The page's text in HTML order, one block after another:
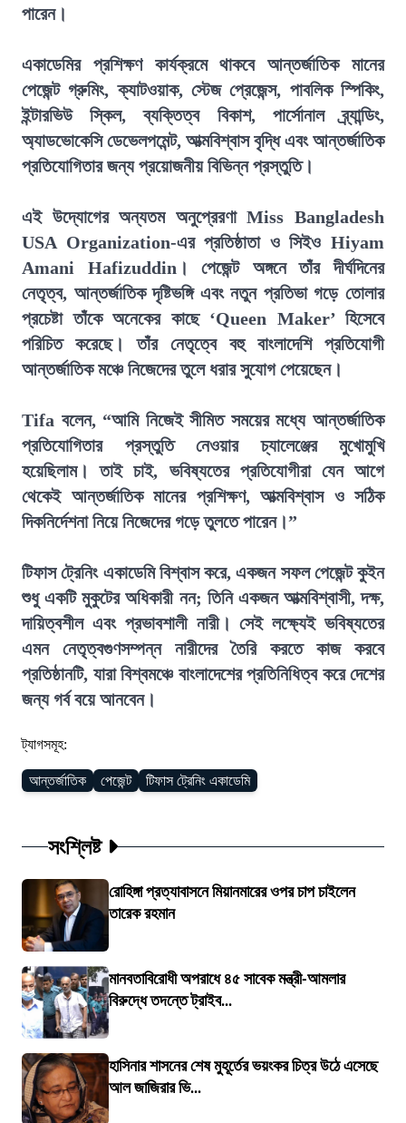
পারেন।
একাডেমির প্রশিক্ষণ কার্যক্রমে থাকবে আন্তর্জাতিক মানের
পেজেন্ট গ্রুমিং, ক্যাটওয়াক, স্টেজ প্রেজেন্স, পাবলিক স্পিকিং,
ইন্টারভিউ স্কিল, ব্যক্তিত্ব বিকাশ, পার্সোনাল ব্র্যান্ডিং,
অ্যাডভোকেসি ডেভেলপমেন্ট, আত্মবিশ্বাস বৃদ্ধি এবং আন্তর্জাতিক
প্রতিযোগিতার জন্য প্রয়োজনীয় বিভিন্ন প্রস্তুতি।
এই উদ্যোগের অন্যতম অনুপ্রেরণা Miss Bangladesh
USA Organization-এর প্রতিষ্ঠাতা ও সিইও Hiyam
Amani Hafizuddin। পেজেন্ট অঙ্গনে তাঁর দীর্ঘদিনের
নেতৃত্ব, আন্তর্জাতিক দৃষ্টিভঙ্গি এবং নতুন প্রতিভা গড়ে তোলার
প্রচেষ্টা তাঁকে অনেকের কাছে ‘Queen Maker’ হিসেবে
পরিচিত করেছে। তাঁর নেতৃত্বে বহু বাংলাদেশি প্রতিযোগী
আন্তর্জাতিক মঞ্চে নিজেদের তুলে ধরার সুযোগ পেয়েছেন।
Tifa বলেন, “আমি নিজেই সীমিত সময়ের মধ্যে আন্তর্জাতিক
প্রতিযোগিতার প্রস্তুতি নেওয়ার চ্যালেঞ্জের মুখোমুখি
হয়েছিলাম। তাই চাই, ভবিষ্যতের প্রতিযোগীরা যেন আগে
থেকেই আন্তর্জাতিক মানের প্রশিক্ষণ, আত্মবিশ্বাস ও সঠিক
দিকনির্দেশনা নিয়ে নিজেদের গড়ে তুলতে পারেন।”
টিফাস ট্রেনিং একাডেমি বিশ্বাস করে, একজন সফল পেজেন্ট কুইন
শুধু একটি মুকুটের অধিকারী নন; তিনি একজন আত্মবিশ্বাসী, দক্ষ,
দায়িত্বশীল এবং প্রভাবশালী নারী। সেই লক্ষ্যেই ভবিষ্যতের
এমন নেতৃত্বগুণসম্পন্ন নারীদের তৈরি করতে কাজ করবে
প্রতিষ্ঠানটি, যারা বিশ্বমঞ্চে বাংলাদেশের প্রতিনিধিত্ব করে দেশের
জন্য গর্ব বয়ে আনবেন।
ট্যাগসমূহ:
আন্তর্জাতিক পেজেন্ট টিফাস ট্রেনিং একাডেমি
সংশ্লিষ্ট
রোহিঙ্গা প্রত্যাবাসনে মিয়ানমারের ওপর চাপ চাইলেন
তারেক রহমান
মানবতাবিরোধী অপরাধে ৪৫ সাবেক মন্ত্রী-আমলার
বিরুদ্ধে তদন্তে ট্রাইব...
হাসিনার শাসনের শেষ মুহূর্তের ভয়ংকর চিত্র উঠে এসেছে
আল জাজিরার ভি...